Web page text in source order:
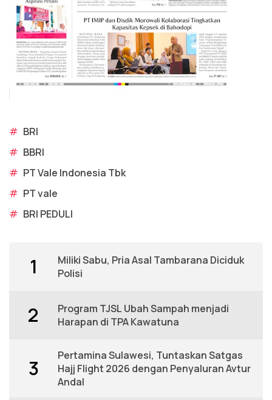
# BRI
# BBRI
# PT Vale Indonesia Tbk
# PT vale
# BRI PEDULI
1
Miliki Sabu, Pria Asal Tambarana Diciduk
Polisi
2
Program TJSL Ubah Sampah menjadi
Harapan di TPA Kawatuna
3
Pertamina Sulawesi, Tuntaskan Satgas
Hajj Flight 2026 dengan Penyaluran Avtur
Andal